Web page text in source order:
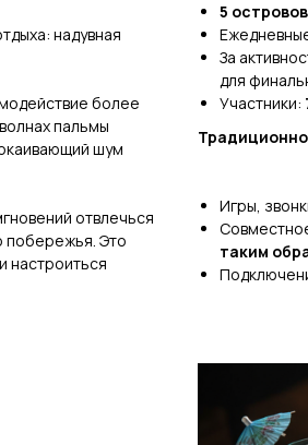
надувная
более
пальмы
шум
отвлечься
побережья. Это
настроиться
5
За
для
Участники:
Игры,
таким